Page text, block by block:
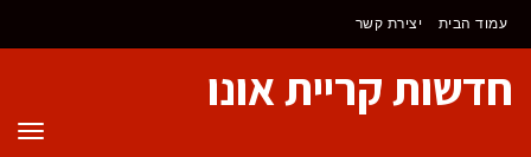
לתוכן
עמוד הבית יצירת קשר
חדשות קריית אונו